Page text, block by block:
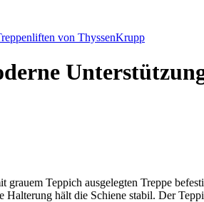
von ThyssenKrupp
Teppich ausgelegten Treppe
hält die Schiene stabil. Der